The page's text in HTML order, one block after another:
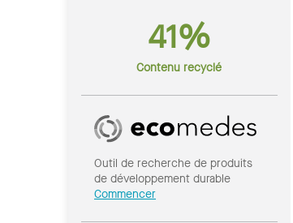
41%
Contenu recyclé
Outil de recherche de produits
de développement durable
Commencer